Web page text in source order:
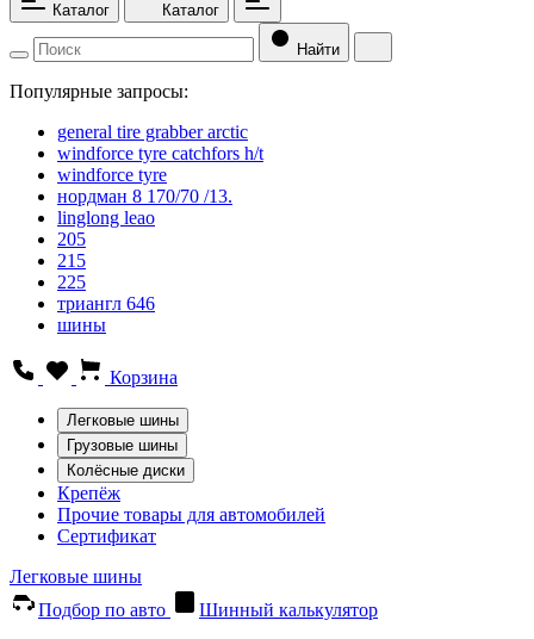
Каталог Каталог
Найти
Популярные запросы:
general tire grabber arctic
windforce tyre catchfors h/t
windforce tyre
нордман 8 170/70 /13.
linglong leao
205
215
225
триангл 646
шины
Корзина
Легковые шины
Грузовые шины
Колёсные диски
Крепёж
Прочие товары для автомобилей
Сертификат
Легковые шины
Подбор по авто
Шинный калькулятор